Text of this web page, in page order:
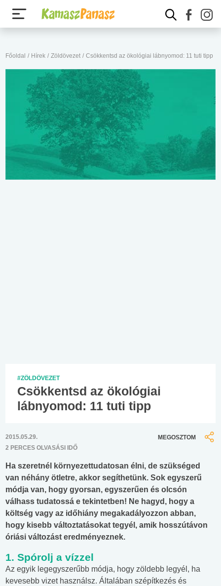
Főoldal / Hírek / Zöldövezet / Csökkentsd az ökológiai lábnyomod: 11 tuti tipp
#ZÖLDÖVEZET
Csökkentsd az ökológiai
lábnyomod: 11 tuti tipp
2015.05.29.
2 PERCES OLVASÁSI IDŐ
MEGOSZTOM
Ha szeretnél környezettudatosan élni, de szükséged
van néhány ötletre, akkor segíthetünk. Sok egyszerű
módja van, hogy gyorsan, egyszerűen és olcsón
válhass tudatossá e tekintetben! Ne hagyd, hogy a
költség vagy az időhiány megakadályozzon abban,
hogy kisebb változtatásokat tegyél, amik hosszútávon
óriási változást eredményeznek.
1. Spórolj a vízzel
Az egyik legegyszerűbb módja, hogy zöldebb legyél, ha
kevesebb vizet használsz. Általában szépítkezés és